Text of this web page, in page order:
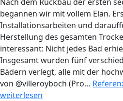
begannen wir mit vollem Elan.
Installationsarbeiten und
Herstellung des gesamten
interessant: Nicht jedes Bad
Insgesamt wurden fünf
Bädern verlegt, alle mit der
von @villeroyboch (Pro…
weiterlesen